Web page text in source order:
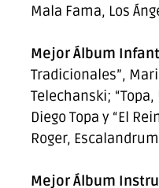
Mala Fama, Los
Mejor Álbum
Tradicionales”,
Telechanski;
Diego Topa y “El
Roger,
Mejor Álbum